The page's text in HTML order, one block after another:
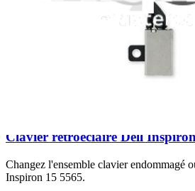
Clavier rétroéclairé Dell
Changez l'ensemble clavier endommagé
Inspiron 15 5565.